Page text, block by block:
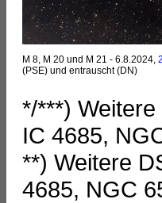
M 8, M 20 und M 21 - 6.8.2024,
(PSE) und entrauscht (DN)
*/***)
IC 4685,
**) Weitere
4685, NGC